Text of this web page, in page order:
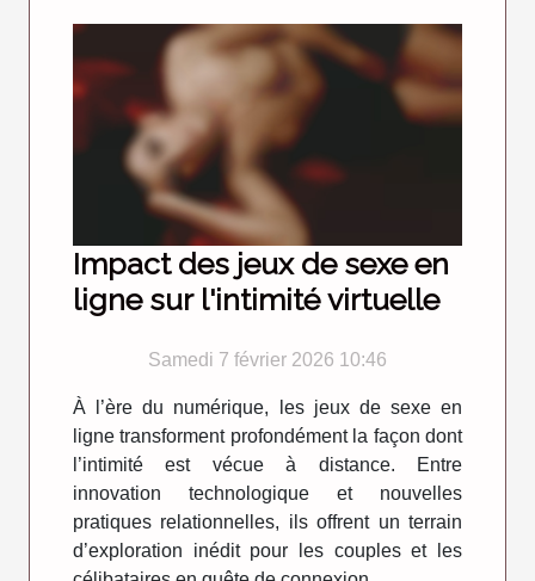
Impact des jeux de sexe en
ligne sur l'intimité virtuelle
Samedi 7 février 2026 10:46
À l’ère du numérique, les jeux de sexe en
ligne transforment profondément la façon dont
l’intimité est vécue à distance. Entre
innovation technologique et nouvelles
pratiques relationnelles, ils offrent un terrain
d’exploration inédit pour les couples et les